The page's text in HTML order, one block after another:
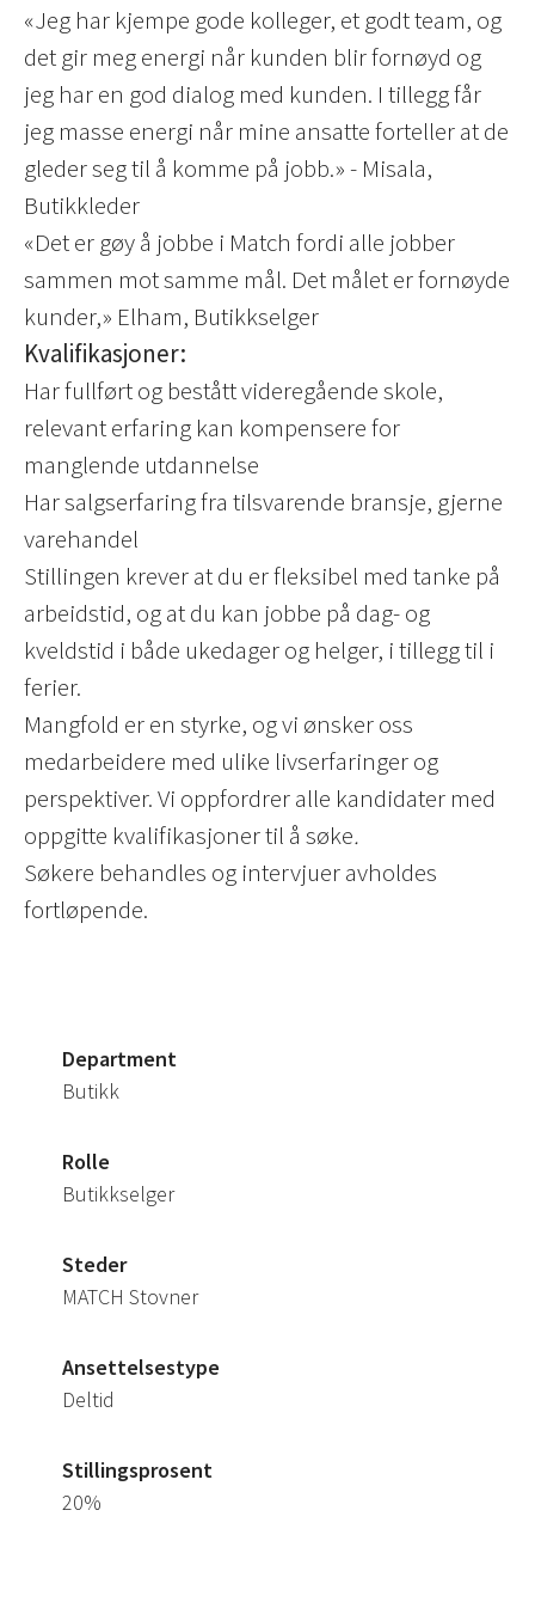
«Jeg har kjempe gode kolleger, et godt team, og
det gir meg energi når kunden blir fornøyd og
jeg har en god dialog med kunden. I tillegg får
jeg masse energi når mine ansatte forteller at de
gleder seg til å komme på jobb.» - Misala,
Butikkleder
«Det er gøy å jobbe i Match fordi alle jobber
sammen mot samme mål. Det målet er fornøyde
kunder,» Elham, Butikkselger
Kvalifikasjoner:
Har fullført og bestått videregående skole,
relevant erfaring kan kompensere for
manglende utdannelse
Har salgserfaring fra tilsvarende bransje, gjerne
varehandel
Stillingen krever at du er fleksibel med tanke på
arbeidstid, og at du kan jobbe på dag- og
kveldstid i både ukedager og helger, i tillegg til i
ferier.
Mangfold er en styrke, og vi ønsker oss
medarbeidere med ulike livserfaringer og
perspektiver. Vi oppfordrer alle kandidater med
oppgitte kvalifikasjoner til å søke.
Søkere behandles og intervjuer avholdes
fortløpende.
Department
Butikk
Rolle
Butikkselger
Steder
MATCH Stovner
Ansettelsestype
Deltid
Stillingsprosent
20%